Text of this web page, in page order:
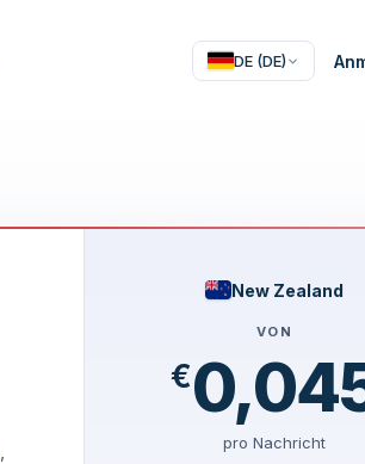
DE (DE)
New Zealand
VON
€
pro Nachricht